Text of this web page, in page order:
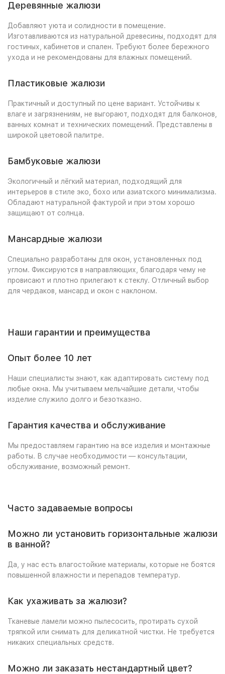
Деревянные жалюзи
Добавляют уюта и солидности в помещение.
Изготавливаются из натуральной древесины, подходят для
гостиных, кабинетов и спален. Требуют более бережного
ухода и не рекомендованы для влажных помещений.
Пластиковые жалюзи
Практичный и доступный по цене вариант. Устойчивы к
влаге и загрязнениям, не выгорают, подходят для балконов,
ванных комнат и технических помещений. Представлены в
широкой цветовой палитре.
Бамбуковые жалюзи
Экологичный и лёгкий материал, подходящий для
интерьеров в стиле эко, бохо или азиатского минимализма.
Обладают натуральной фактурой и при этом хорошо
защищают от солнца.
Мансардные жалюзи
Специально разработаны для окон, установленных под
углом. Фиксируются в направляющих, благодаря чему не
провисают и плотно прилегают к стеклу. Отличный выбор
для чердаков, мансард и окон с наклоном.
Наши гарантии и преимущества
Опыт более 10 лет
Наши специалисты знают, как адаптировать систему под
любые окна. Мы учитываем мельчайшие детали, чтобы
изделие служило долго и безотказно.
Гарантия качества и обслуживание
Мы предоставляем гарантию на все изделия и монтажные
работы. В случае необходимости — консультации,
обслуживание, возможный ремонт.
Часто задаваемые вопросы
Можно ли установить горизонтальные жалюзи
в ванной?
Да, у нас есть влагостойкие материалы, которые не боятся
повышенной влажности и перепадов температур.
Как ухаживать за жалюзи?
Тканевые ламели можно пылесосить, протирать сухой
тряпкой или снимать для деликатной чистки. Не требуется
никаких специальных средств.
Можно ли заказать нестандартный цвет?